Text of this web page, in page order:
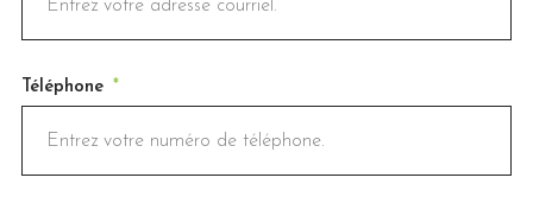
Téléphone